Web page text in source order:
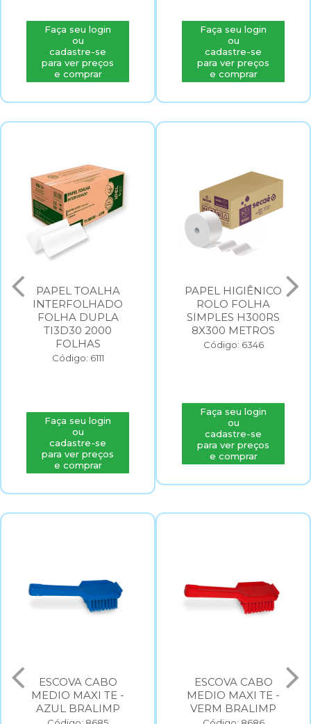
Faça seu login
ou
cadastre-se
para ver preços
e comprar
Faça seu login
ou
cadastre-se
para ver preços
e comprar
PAPEL TOALHA
INTERFOLHADO
FOLHA DUPLA
TI3D30 2000
FOLHAS
Código: 6111
Faça seu login
ou
cadastre-se
para ver preços
e comprar
PAPEL HIGIÊNICO
ROLO FOLHA
SIMPLES H300RS
8X300 METROS
Código: 6346
Faça seu login
ou
cadastre-se
para ver preços
e comprar
ESCOVA CABO
MEDIO MAXI TE -
AZUL BRALIMP
ESCOVA CABO
MEDIO MAXI TE -
VERM BRALIMP